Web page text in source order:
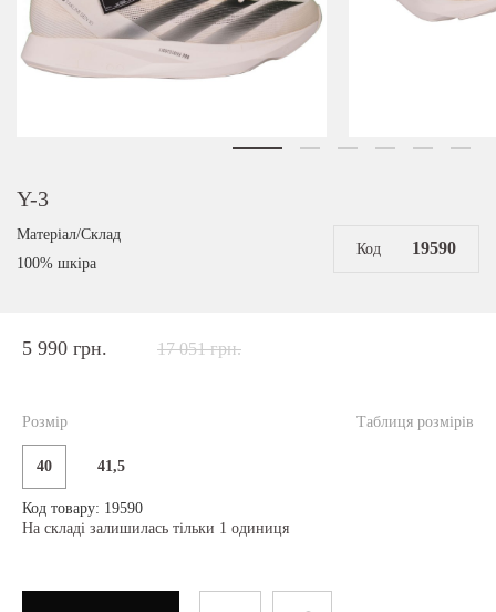
Y-3
Матеріал/Склад
100% шкіра
Код 19590
5 990 грн. 17 051 грн.
Таблиця розмірів
Розмір
40 41,5
Код товару: 19590
На складі залишилась тільки 1 одиниця